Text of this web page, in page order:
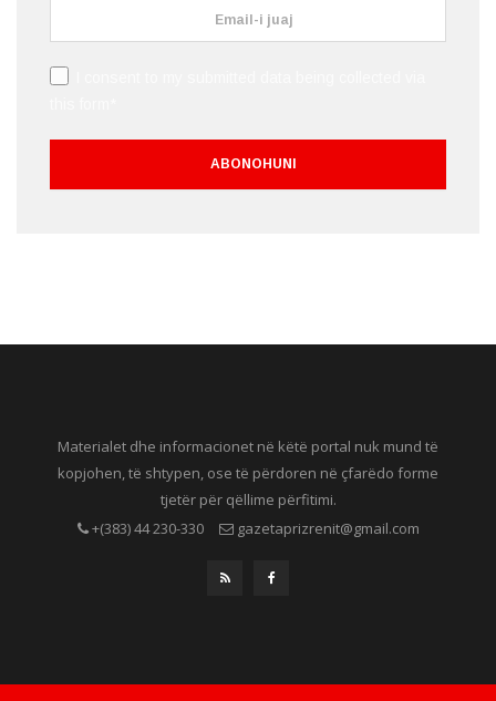
Materialet dhe informacionet në këtë portal nuk mund të
kopjohen, të shtypen, ose të përdoren në çfarëdo forme
tjetër për qëllime përfitimi.
+(383) 44 230-330
gazetaprizrenit@gmail.com